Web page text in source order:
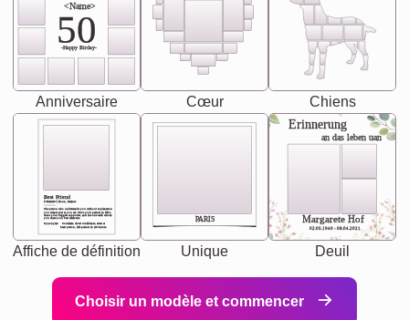
<Name>
50
-Happy Birday-
Anniversaire Cœur Chiens
Best Friend
[<NAME>] Noun, feminie
Synonyms: Soulmate, closet confidante, sister at
heart person, life partner in adventure.
The person who understands you without explanation
you accepts just as you are. She's your partner in life's,
chaos your biggest supporter, and the one with whom
you share your best memories.
Affiche de définition
PARIS
Unique
Erinnerung
an das leben uan
Margarete Hof
02.05.1940 - 08.04.2021
Deuil
Choisir un modèle et commencer